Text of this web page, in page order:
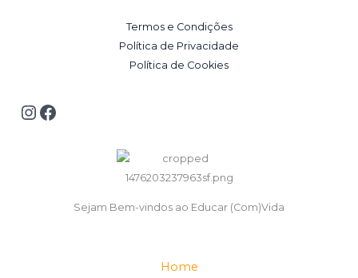
Termos e Condições
Política de Privacidade
Política de Cookies
Sejam Bem-vindos ao Educar (Com)Vida
Home